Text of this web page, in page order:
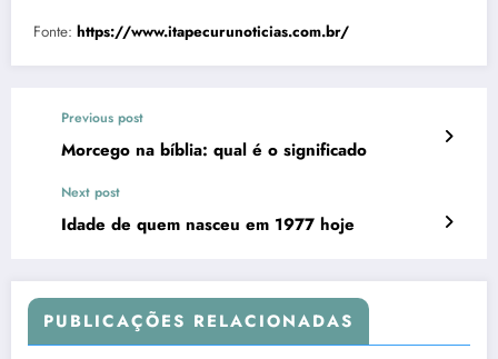
Fonte: https://www.itapecurunoticias.com.br/
Previous post
Morcego na bíblia: qual é o significado
Next post
Idade de quem nasceu em 1977 hoje
PUBLICAÇÕES RELACIONADAS